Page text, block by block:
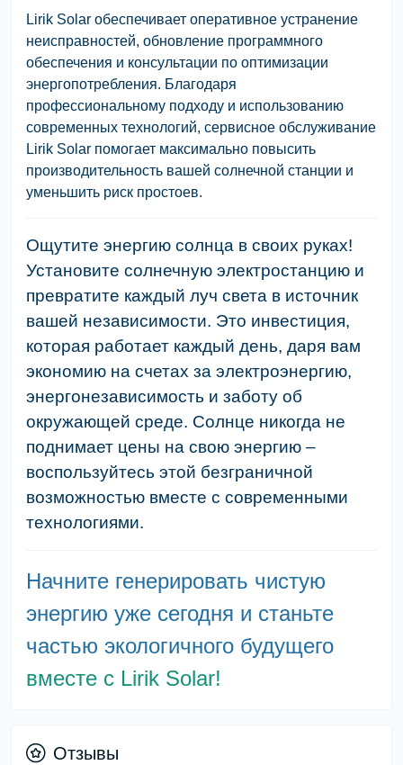
Lirik Solar обеспечивает оперативное устранение
неисправностей, обновление программного
обеспечения и консультации по оптимизации
энергопотребления. Благодаря
профессиональному подходу и использованию
современных технологий, сервисное обслуживание
Lirik Solar помогает максимально повысить
производительность вашей солнечной станции и
уменьшить риск простоев.
Ощутите энергию солнца в своих руках!
Установите солнечную электростанцию ​​и
превратите каждый луч света в источник
вашей независимости. Это инвестиция,
которая работает каждый день, даря вам
экономию на счетах за электроэнергию,
энергонезависимость и заботу об
окружающей среде. Солнце никогда не
поднимает цены на свою энергию –
воспользуйтесь этой безграничной
возможностью вместе с современными
технологиями.
Начните генерировать чистую
энергию уже сегодня и станьте
частью экологичного будущего
вместе с Lirik Solar!
Отзывы